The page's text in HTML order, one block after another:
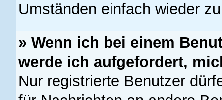
Umständen einfach wieder
» Wenn ich bei einem
werde ich aufgefordert,
Nur registrierte Benutzer